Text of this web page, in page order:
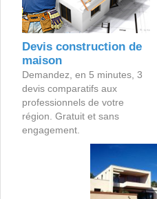
Devis construction de
maison
Demandez, en 5 minutes, 3
devis comparatifs aux
professionnels de votre
région. Gratuit et sans
engagement.